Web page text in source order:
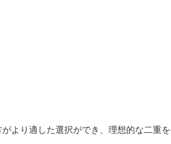
より適した選択ができ、理想的な二重